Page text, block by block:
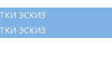
ЭСКИЗ
ЭСКИЗ